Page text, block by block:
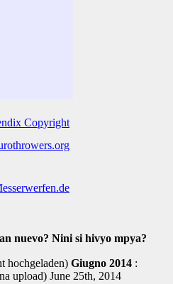
nuevo? Nini si hivyo mpya?
hochgeladen) Giugno 2014 :
upload) June 25th, 2014